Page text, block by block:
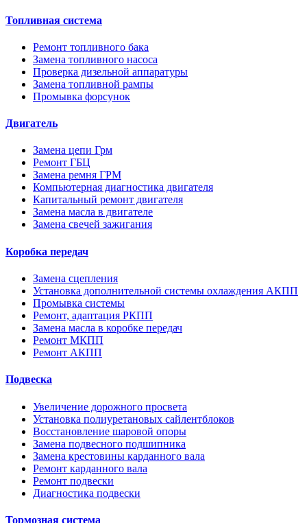
Топливная система
Ремонт топливного бака
Замена топливного насоса
Проверка дизельной аппаратуры
Замена топливной рампы
Промывка форсунок
Двигатель
Замена цепи Грм
Ремонт ГБЦ
Замена ремня ГРМ
Компьютерная диагностика двигателя
Капитальный ремонт двигателя
Замена масла в двигателе
Замена свечей зажигания
Коробка передач
Замена сцепления
Установка дополнительной системы охлаждения АКПП
Промывка системы
Ремонт, адаптация РКПП
Замена масла в коробке передач
Ремонт МКПП
Ремонт АКПП
Подвеска
Увеличение дорожного просвета
Установка полиуретановых сайлентблоков
Восстановление шаровой опоры
Замена подвесного подшипника
Замена крестовины карданного вала
Ремонт карданного вала
Ремонт подвески
Диагностика подвески
Тормозная система